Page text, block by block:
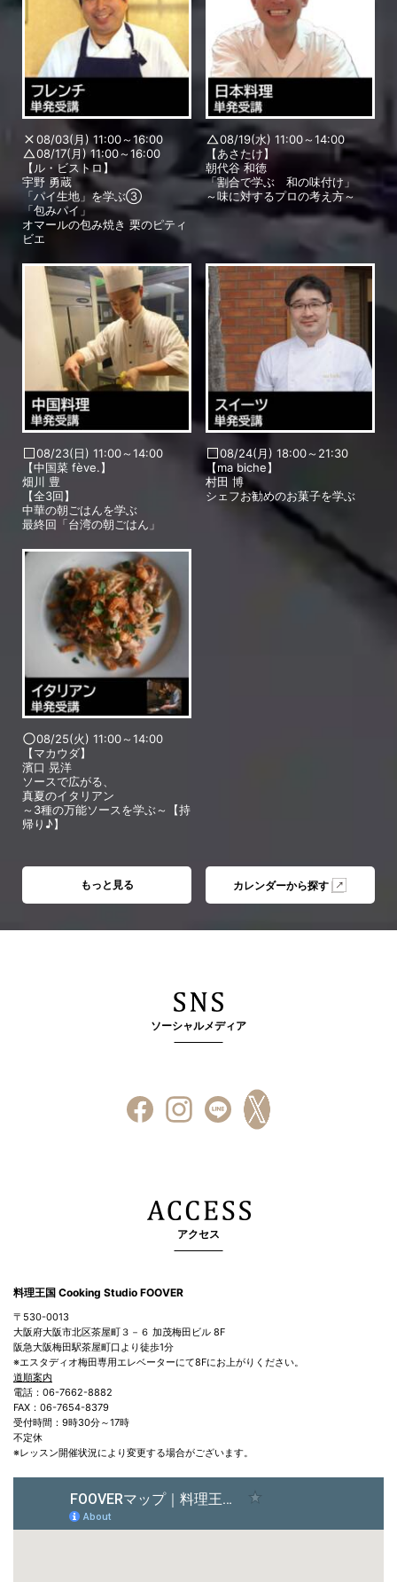
08/03(月) 11:00～16:00
08/17(月) 11:00～16:00
【ル・ビストロ】
宇野 勇蔵
「パイ生地」を学ぶ③
「包みパイ」
オマールの包み焼き 栗のピティ
ビエ
08/19(水) 11:00～14:00
【あさたけ】
朝代谷 和徳
「割合で学ぶ 和の味付け」
～味に対するプロの考え方～
08/23(日) 11:00～14:00
【中国菜 fève.】
畑川 豊
【全3回】
中華の朝ごはんを学ぶ
最終回「台湾の朝ごはん」
08/24(月) 18:00～21:30
【ma biche】
村田 博
シェフお勧めのお菓子を学ぶ
08/25(火) 11:00～14:00
【マカウダ】
濱口 晃洋
ソースで広がる、
真夏のイタリアン
～3種の万能ソースを学ぶ～【持
帰り♪】
もっと見る カレンダーから探す
ソーシャルメディア
アクセス
料理王国 Cooking Studio FOOVER
〒530-0013
大阪府大阪市北区茶屋町３－６ 加茂梅田ビル 8F
阪急大阪梅田駅茶屋町口より徒歩1分
※エスタディオ梅田専用エレベーターにて8Fにお上がりください。
道順案内
電話：06-7662-8882
FAX：06-7654-8379
受付時間：9時30分～17時
不定休
※レッスン開催状況により変更する場合がございます。